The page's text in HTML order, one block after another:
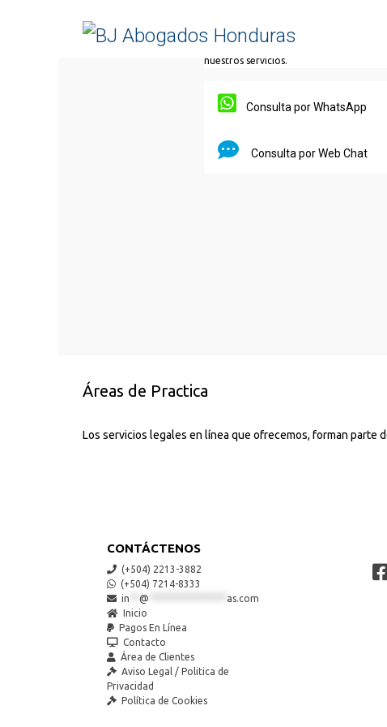
en minutos. (lunes a viernes)
Atención personalizada.
nuestros servicios.
Consulta por WhatsApp
Consulta por Web Chat
Áreas de Practica
Los servicios legales en línea que ofrecemos, forman parte
CONTÁCTENOS
(+504) 2213-3882
(+504) 7214-8333
in
@
as.com
Inicio
Pagos En Línea
Contacto
Área de Clientes
Aviso Legal / Politica de
Privacidad
Política de Cookies